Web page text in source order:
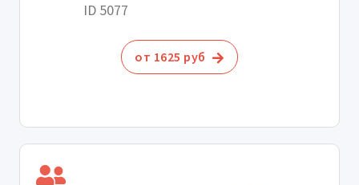
ID 5077
от 1625 руб